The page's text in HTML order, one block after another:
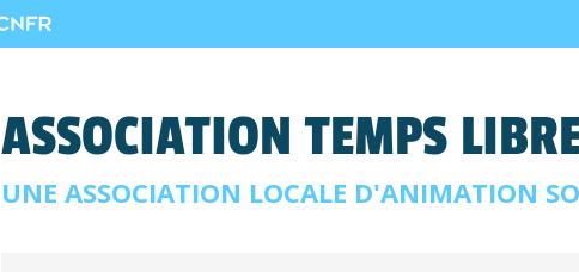
ASSOCIATION TEMPS
UNE ASSOCIATION LOCALE D'ANIMATION